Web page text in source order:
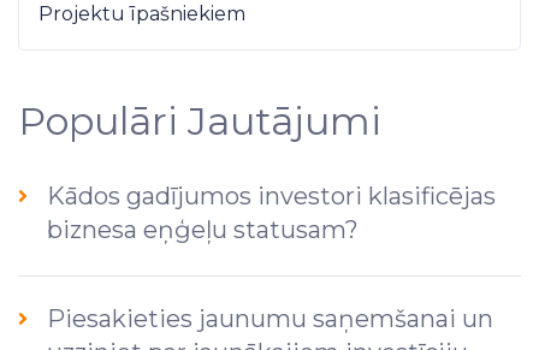
Projektu īpašniekiem
Populāri Jautājumi
Kādos gadījumos investori klasificējas
biznesa eņģeļu statusam?
Piesakieties jaunumu saņemšanai un